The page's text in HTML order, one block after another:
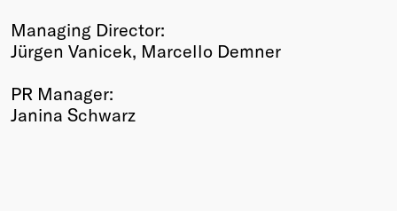
Managing Director:
Jürgen Vanicek, Marcello Demner
PR Manager:
Janina Schwarz